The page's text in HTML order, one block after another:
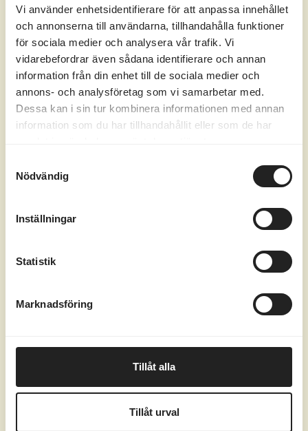
Vi använder enhetsidentifierare för att anpassa innehållet
och annonserna till användarna, tillhandahålla funktioner
för sociala medier och analysera vår trafik. Vi
vidarebefordrar även sådana identifierare och annan
information från din enhet till de sociala medier och
annons- och analysföretag som vi samarbetar med.
Dessa kan i sin tur kombinera informationen med annan
information som du har tillhandahållit eller som de har
Nödvändig
Inställningar
Statistik
Marknadsföring
Tillåt alla
Tillåt urval
som Google innehar.
_ga
Cookien _ga, installerad av Google Analytics,
beräknar besöks-, sessions- och kampanjdata
och håller även koll på
webbplatsanvändningen för webbplatsens
genererat nummer för att känna igen unika
besökarnas beteende och mäta webbplatsens
unika identitetsnumret för kontot (Google
_gat_UA-24248022-1
En variant av _gat-cookien som ställts in av
Google Analytics och Google Tag Manager för